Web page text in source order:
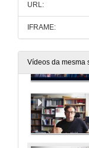
URL:
IFRAME:
Vídeos da mesma